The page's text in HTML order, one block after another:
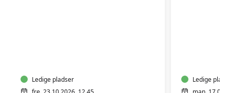
Ledige pladser
Ledige